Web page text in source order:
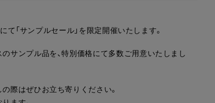
「サンプルセール」を限定開催いたします。
サンプル品を、特別価格にて多数ご用意いたしまし
際はぜひお立ち寄りください。